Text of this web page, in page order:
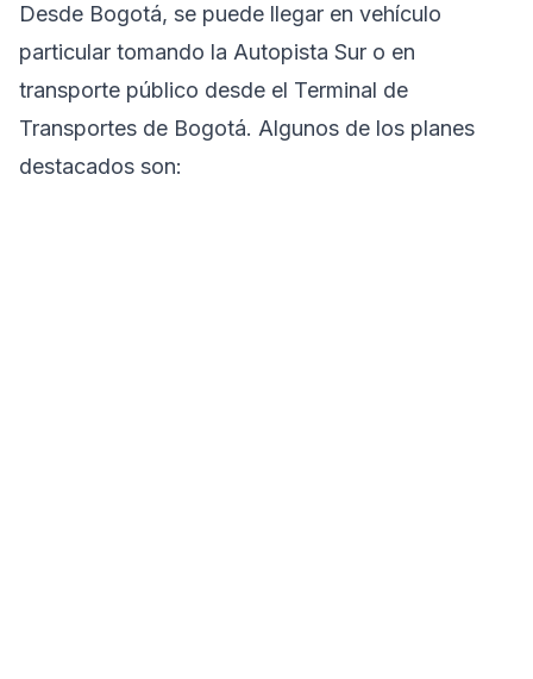
Desde Bogotá, se puede llegar en vehículo
particular tomando la Autopista Sur o en
transporte público desde el Terminal de
Transportes de Bogotá. Algunos de los planes
destacados son: